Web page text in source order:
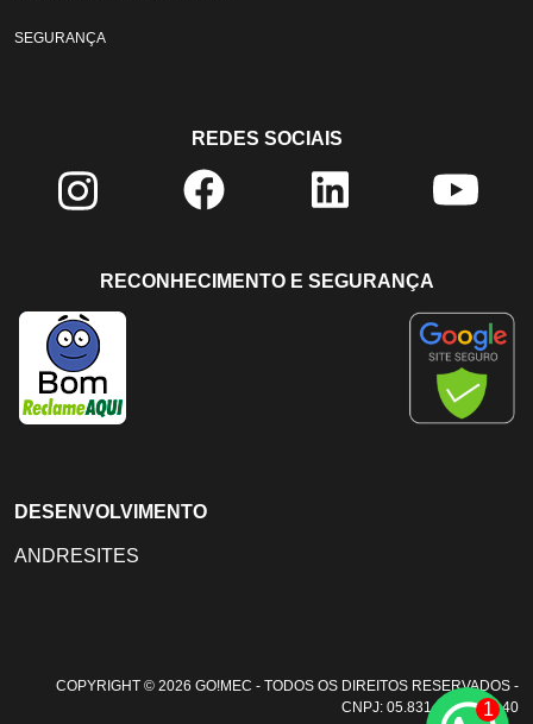
SEGURANÇA
REDES SOCIAIS
RECONHECIMENTO E SEGURANÇA
DESENVOLVIMENTO
ANDRESITES
COPYRIGHT © 2026 GO!MEC - TODOS OS DIREITOS RESERVADOS -
CNPJ: 05.831.108/0001-40
1